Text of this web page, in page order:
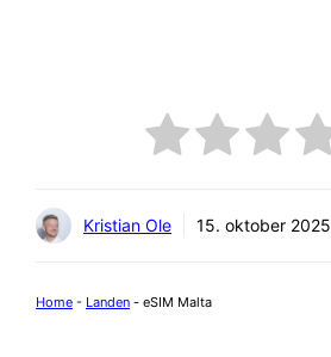
Kristian Ole 15. oktober 2025
Home - Landen - eSIM Malta